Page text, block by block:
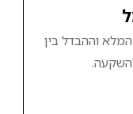
וההבדל בין